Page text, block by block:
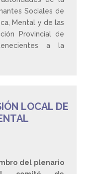
Sociales de
Mental y de las
Provincial de
a la
LOCAL DE
del plenario